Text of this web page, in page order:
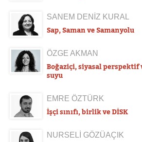
SANEM DENİZ KURAL
Sap, Saman ve Samanyolu
ÖZGE AKMAN
Boğaziçi, siyasal
suyu
EMRE ÖZTÜRK
İşçi sınıfı, birlik ve DİSK
NURSELİ GÖZÜAÇIK